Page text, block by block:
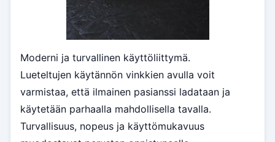
Moderni ja turvallinen käyttöliittymä.
Lueteltujen käytännön vinkkien avulla voit
varmistaa, että ilmainen pasianssi ladataan ja
käytetään parhaalla mahdollisella tavalla.
Turvallisuus, nopeus ja käyttömukavuus